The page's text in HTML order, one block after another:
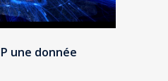
une donnée